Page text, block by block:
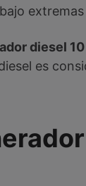
diesel 10
es